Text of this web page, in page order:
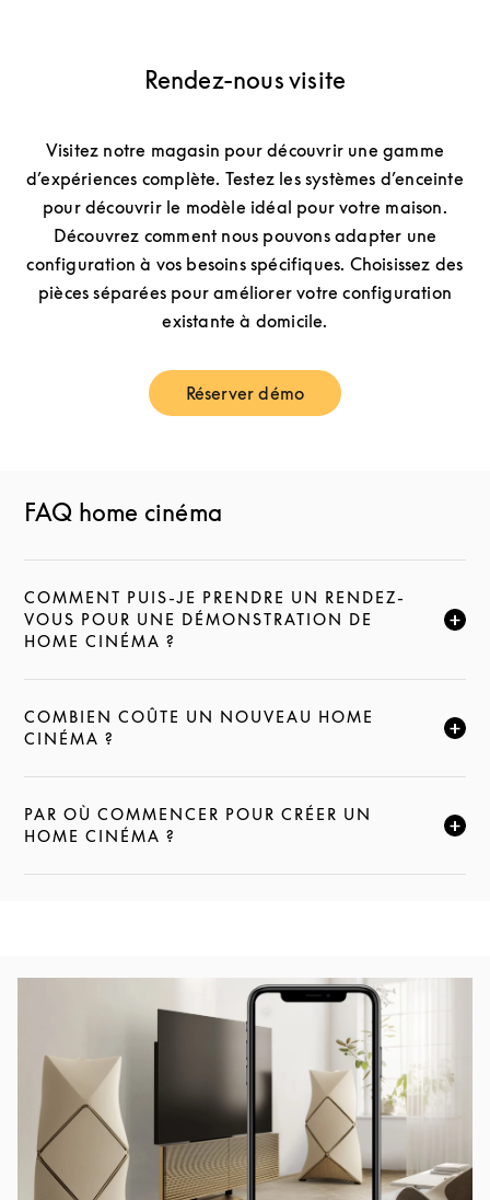
Rendez-nous visite
Visitez notre magasin pour découvrir une gamme
d’expériences complète. Testez les systèmes d’enceinte
pour découvrir le modèle idéal pour votre maison.
Découvrez comment nous pouvons adapter une
configuration à vos besoins spécifiques. Choisissez des
pièces séparées pour améliorer votre configuration
existante à domicile.
Réserver démo
Link Opens in New Tab
FAQ home cinéma
COMMENT PUIS-JE PRENDRE UN RENDEZ-
VOUS POUR UNE DÉMONSTRATION DE
HOME CINÉMA ?
CLIQUEZ POUR ÉLARGIR CETTE DESCRIPTION ET
COMBIEN COÛTE UN NOUVEAU HOME
CINÉMA ?
CLIQUEZ POUR ÉLARGIR CETTE DESCRIPTION ET
PAR OÙ COMMENCER POUR CRÉER UN
HOME CINÉMA ?
CLIQUEZ POUR ÉLARGIR CETTE DESCRIPTION ET